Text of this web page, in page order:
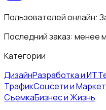
Пользователей онлайн:
Последний заказ: менее
Категории
ДизайнРазработка и ИТ
ТрафикСоцсети и
СъемкаБизнес и Жизнь